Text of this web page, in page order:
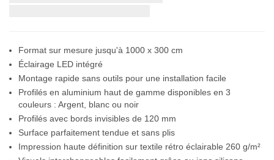
Format sur mesure jusqu'à 1000 x 300 cm
Éclairage LED intégré
Montage rapide sans outils pour une installation facile
Profilés en aluminium haut de gamme disponibles en 3
couleurs : Argent, blanc ou noir
Profilés avec bords invisibles de 120 mm
Surface parfaitement tendue et sans plis
Impression haute définition sur textile rétro éclairable 260 g/m²